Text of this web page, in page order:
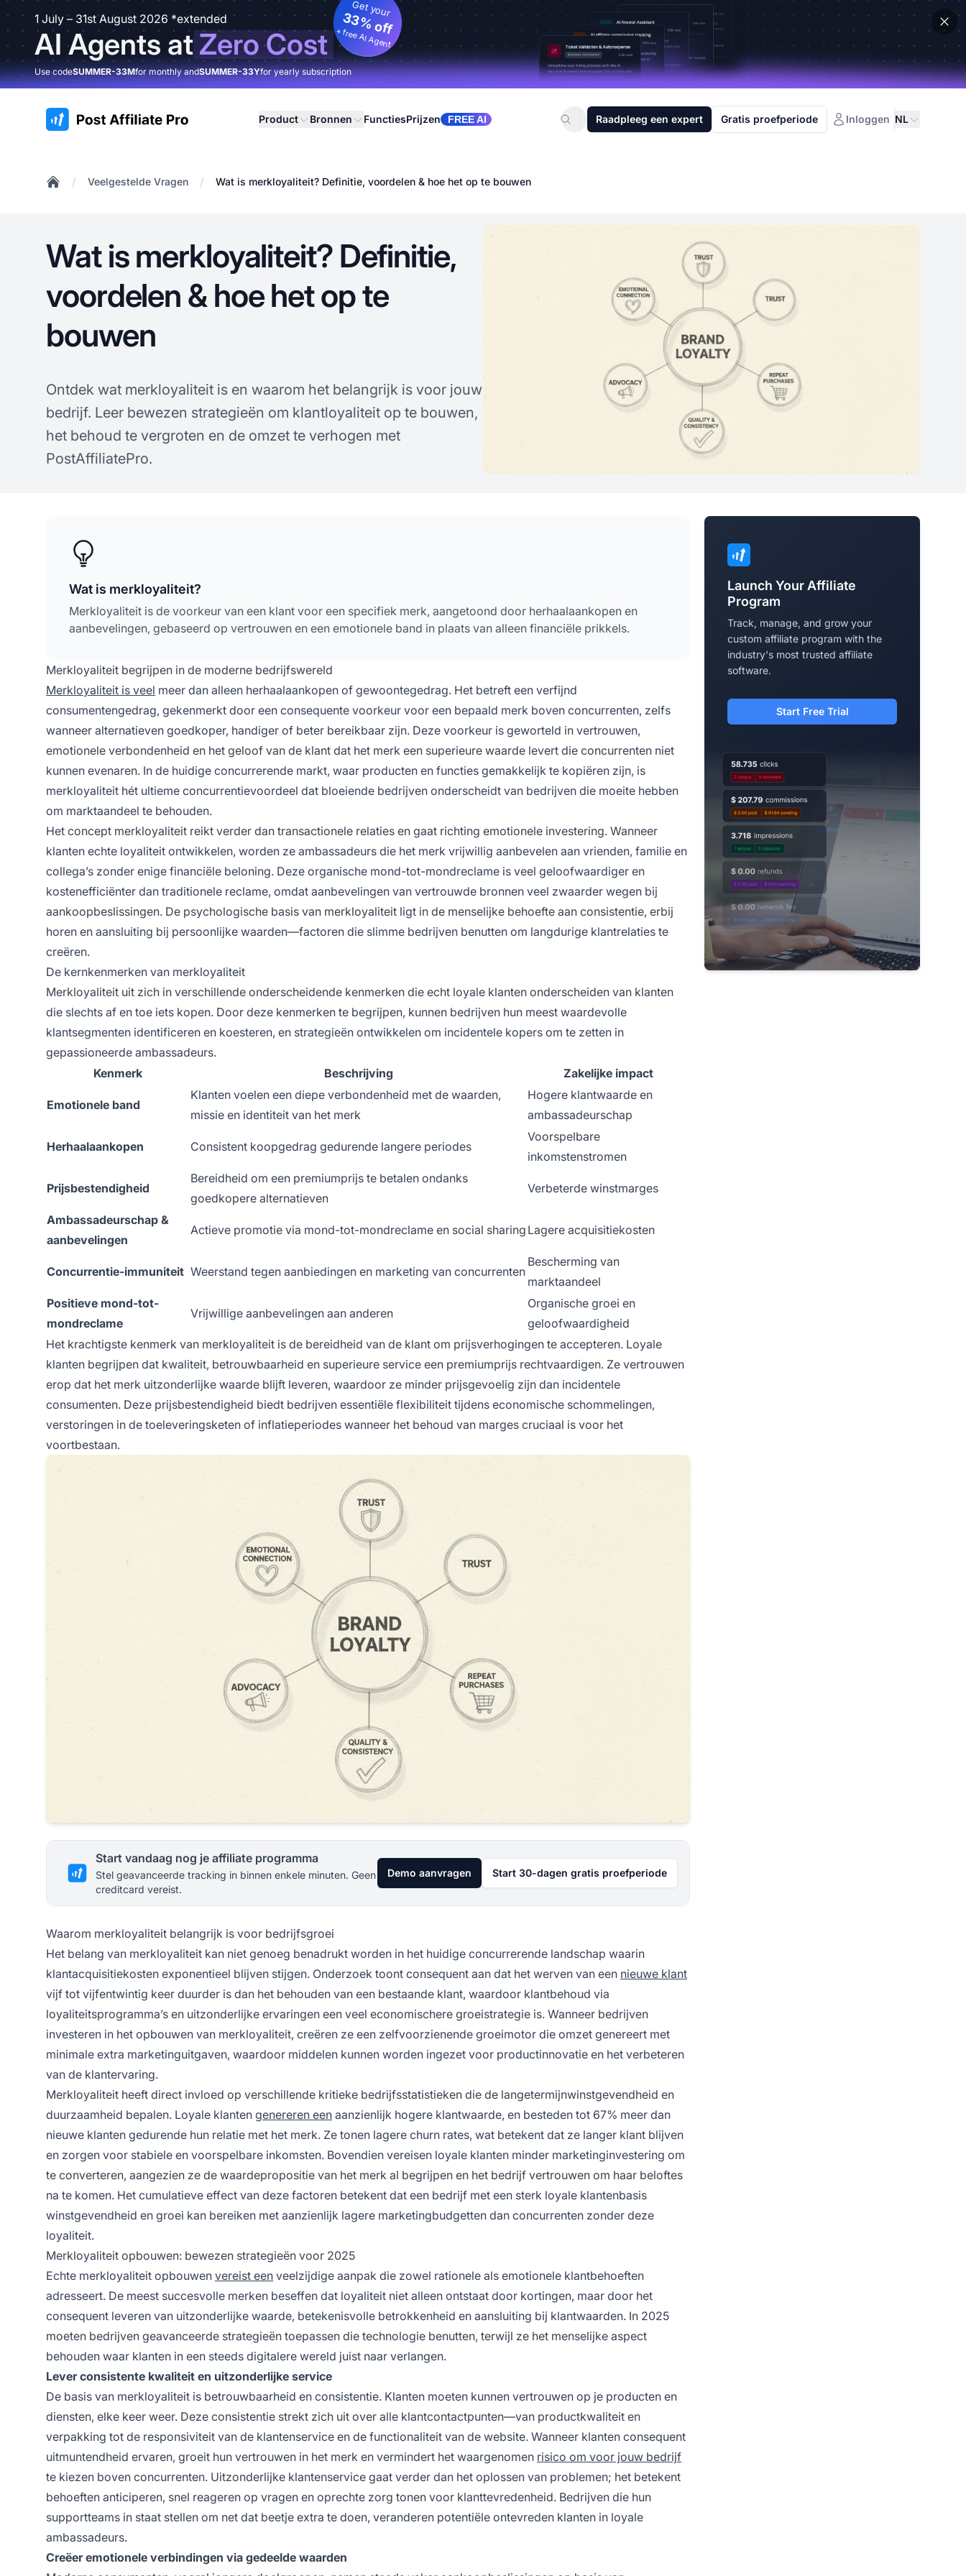
1 July – 31st August 2026 *extended
AI Agents atZero Cost
Get your
33% off
+ free AI Agent
Use codeSUMMER-33Mfor monthly andSUMMER-33Yfor yearly subscription
:site.title Product Bronnen FunctiesPrijzen FREE AI Raadpleeg een expert Gratis proefperiode Inloggen NL
/ Veelgestelde Vragen / Wat is merkloyaliteit? Definitie, voordelen & hoe het op te bouwen
Wat is merkloyaliteit? Definitie,
voordelen & hoe het op te
bouwen
Ontdek wat merkloyaliteit is en waarom het belangrijk is voor jouw
bedrijf. Leer bewezen strategieën om klantloyaliteit op te bouwen,
het behoud te vergroten en de omzet te verhogen met
PostAffiliatePro.
Wat is merkloyaliteit?
Merkloyaliteit is de voorkeur van een klant voor een specifiek merk, aangetoond door herhaalaankopen en
aanbevelingen, gebaseerd op vertrouwen en een emotionele band in plaats van alleen financiële prikkels.
Merkloyaliteit begrijpen in de moderne bedrijfswereld
Merkloyaliteit is veel meer dan alleen herhaalaankopen of gewoontegedrag. Het betreft een verfijnd
consumentengedrag, gekenmerkt door een consequente voorkeur voor een bepaald merk boven concurrenten, zelfs
wanneer alternatieven goedkoper, handiger of beter bereikbaar zijn. Deze voorkeur is geworteld in vertrouwen,
emotionele verbondenheid en het geloof van de klant dat het merk een superieure waarde levert die concurrenten niet
kunnen evenaren. In de huidige concurrerende markt, waar producten en functies gemakkelijk te kopiëren zijn, is
merkloyaliteit hét ultieme concurrentievoordeel dat bloeiende bedrijven onderscheidt van bedrijven die moeite hebben
om marktaandeel te behouden.
Het concept merkloyaliteit reikt verder dan transactionele relaties en gaat richting emotionele investering. Wanneer
klanten echte loyaliteit ontwikkelen, worden ze ambassadeurs die het merk vrijwillig aanbevelen aan vrienden, familie en
collega’s zonder enige financiële beloning. Deze organische mond-tot-mondreclame is veel geloofwaardiger en
kostenefficiënter dan traditionele reclame, omdat aanbevelingen van vertrouwde bronnen veel zwaarder wegen bij
aankoopbeslissingen. De psychologische basis van merkloyaliteit ligt in de menselijke behoefte aan consistentie, erbij
horen en aansluiting bij persoonlijke waarden—factoren die slimme bedrijven benutten om langdurige klantrelaties te
creëren.
De kernkenmerken van merkloyaliteit
Merkloyaliteit uit zich in verschillende onderscheidende kenmerken die echt loyale klanten onderscheiden van klanten
die slechts af en toe iets kopen. Door deze kenmerken te begrijpen, kunnen bedrijven hun meest waardevolle
klantsegmenten identificeren en koesteren, en strategieën ontwikkelen om incidentele kopers om te zetten in
gepassioneerde ambassadeurs.
Kenmerk
Beschrijving Zakelijke impact
Emotionele band
Klanten voelen een diepe verbondenheid met de waarden,
missie en identiteit van het merk
Hogere klantwaarde en
ambassadeurschap
Herhaalaankopen Consistent koopgedrag gedurende langere periodes
Voorspelbare
inkomstenstromen
Prijsbestendigheid
Bereidheid om een premiumprijs te betalen ondanks
goedkopere alternatieven
Verbeterde winstmarges
Ambassadeurschap &
aanbevelingen
Actieve promotie via mond-tot-mondreclame en social sharing Lagere acquisitiekosten
Concurrentie-immuniteit Weerstand tegen aanbiedingen en marketing van concurrenten
Bescherming van
marktaandeel
Positieve mond-tot-
mondreclame
Vrijwillige aanbevelingen aan anderen
Organische groei en
geloofwaardigheid
Het krachtigste kenmerk van merkloyaliteit is de bereidheid van de klant om prijsverhogingen te accepteren. Loyale
klanten begrijpen dat kwaliteit, betrouwbaarheid en superieure service een premiumprijs rechtvaardigen. Ze vertrouwen
erop dat het merk uitzonderlijke waarde blijft leveren, waardoor ze minder prijsgevoelig zijn dan incidentele
consumenten. Deze prijsbestendigheid biedt bedrijven essentiële flexibiliteit tijdens economische schommelingen,
verstoringen in de toeleveringsketen of inflatieperiodes wanneer het behoud van marges cruciaal is voor het
voortbestaan.
Start vandaag nog je affiliate programma
Stel geavanceerde tracking in binnen enkele minuten. Geen
creditcard vereist.
Demo aanvragen Start 30-dagen gratis proefperiode
Waarom merkloyaliteit belangrijk is voor bedrijfsgroei
Het belang van merkloyaliteit kan niet genoeg benadrukt worden in het huidige concurrerende landschap waarin
klantacquisitiekosten exponentieel blijven stijgen. Onderzoek toont consequent aan dat het werven van een nieuwe klant
vijf tot vijfentwintig keer duurder is dan het behouden van een bestaande klant, waardoor klantbehoud via
loyaliteitsprogramma’s en uitzonderlijke ervaringen een veel economischere groeistrategie is. Wanneer bedrijven
investeren in het opbouwen van merkloyaliteit, creëren ze een zelfvoorzienende groeimotor die omzet genereert met
minimale extra marketinguitgaven, waardoor middelen kunnen worden ingezet voor productinnovatie en het verbeteren
van de klantervaring.
Merkloyaliteit heeft direct invloed op verschillende kritieke bedrijfsstatistieken die de langetermijnwinstgevendheid en
duurzaamheid bepalen. Loyale klanten genereren een aanzienlijk hogere klantwaarde, en besteden tot 67% meer dan
nieuwe klanten gedurende hun relatie met het merk. Ze tonen lagere churn rates, wat betekent dat ze langer klant blijven
en zorgen voor stabiele en voorspelbare inkomsten. Bovendien vereisen loyale klanten minder marketinginvestering om
te converteren, aangezien ze de waardepropositie van het merk al begrijpen en het bedrijf vertrouwen om haar beloftes
na te komen. Het cumulatieve effect van deze factoren betekent dat een bedrijf met een sterk loyale klantenbasis
winstgevendheid en groei kan bereiken met aanzienlijk lagere marketingbudgetten dan concurrenten zonder deze
loyaliteit.
Merkloyaliteit opbouwen: bewezen strategieën voor 2025
Echte merkloyaliteit opbouwen vereist een veelzijdige aanpak die zowel rationele als emotionele klantbehoeften
adresseert. De meest succesvolle merken beseffen dat loyaliteit niet alleen ontstaat door kortingen, maar door het
consequent leveren van uitzonderlijke waarde, betekenisvolle betrokkenheid en aansluiting bij klantwaarden. In 2025
moeten bedrijven geavanceerde strategieën toepassen die technologie benutten, terwijl ze het menselijke aspect
behouden waar klanten in een steeds digitalere wereld juist naar verlangen.
Lever consistente kwaliteit en uitzonderlijke service
De basis van merkloyaliteit is betrouwbaarheid en consistentie. Klanten moeten kunnen vertrouwen op je producten en
diensten, elke keer weer. Deze consistentie strekt zich uit over alle klantcontactpunten—van productkwaliteit en
verpakking tot de responsiviteit van de klantenservice en de functionaliteit van de website. Wanneer klanten consequent
uitmuntendheid ervaren, groeit hun vertrouwen in het merk en vermindert het waargenomen risico om voor jouw bedrijf
te kiezen boven concurrenten. Uitzonderlijke klantenservice gaat verder dan het oplossen van problemen; het betekent
behoeften anticiperen, snel reageren op vragen en oprechte zorg tonen voor klanttevredenheid. Bedrijven die hun
supportteams in staat stellen om net dat beetje extra te doen, veranderen potentiële ontevreden klanten in loyale
ambassadeurs.
Creëer emotionele verbindingen via gedeelde waarden
Launch Your Affiliate
Program
Track, manage, and grow your
custom affiliate program with the
industry's most trusted affiliate
software.
Start Free Trial